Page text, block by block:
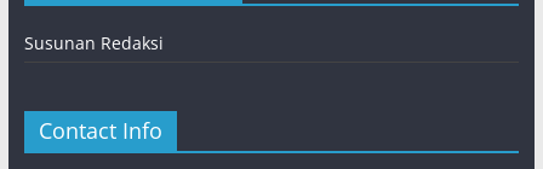
Susunan Redaksi
Contact Info